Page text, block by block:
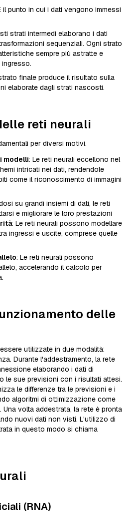
il punto in cui i dati vengono immessi
strati intermedi elaborano i dati
sequenziali. Ogni strato
sempre più astratte e
finale produce il risultato sulla
elaborate dagli strati nascosti.
reti neurali
per diversi motivi.
modelli: Le reti neurali eccellono nel
intricati nei dati, rendendole
come il riconoscimento di immagini
su grandi insiemi di dati, le reti
e migliorare le loro prestazioni
: Le reti neurali possono modellare
ingressi e uscite, comprese quelle
: Le reti neurali possono
accelerando il calcolo per
delle
utilizzate in due modalità:
Durante l'addestramento, la rete
elaborando i dati di
le sue previsioni con i risultati attesi.
le differenze tra le previsioni e i
algoritmi di ottimizzazione come
Una volta addestrata, la rete è pronta
nuovi dati non visti. L'utilizzo di
in questo modo si chiama
(RNA)